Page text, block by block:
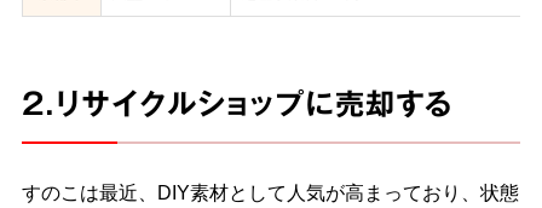
2.リサイクルショップに売却する
すのこは最近、DIY素材として人気が高まっており、状態